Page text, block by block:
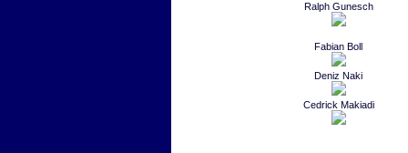
Ralph Gunesch
Fabian Boll
Deniz Naki
Cedrick Makiadi